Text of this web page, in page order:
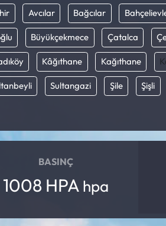
Avcılar Bağcılar
Büyükçekmece Çatalca
Kâğıthane Kağıthane
Sultangazi Şile Şişli
BASINÇ
1008 HPA hpa